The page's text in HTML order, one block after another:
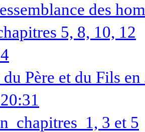
des
5, 8, 10, 12
Père et du Fils en
chapitres 1, 3 et 5